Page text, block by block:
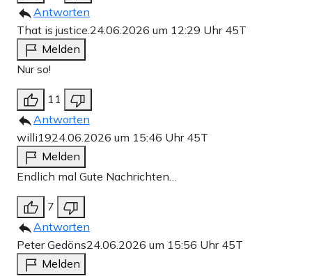
Antworten
That is justice.24.06.2026 um 12:29 Uhr 45T
Melden
Nur so!
11
Antworten
willi1924.06.2026 um 15:46 Uhr 45T
Melden
Endlich mal Gute Nachrichten…
7
Antworten
Peter Gedöns24.06.2026 um 15:56 Uhr 45T
Melden